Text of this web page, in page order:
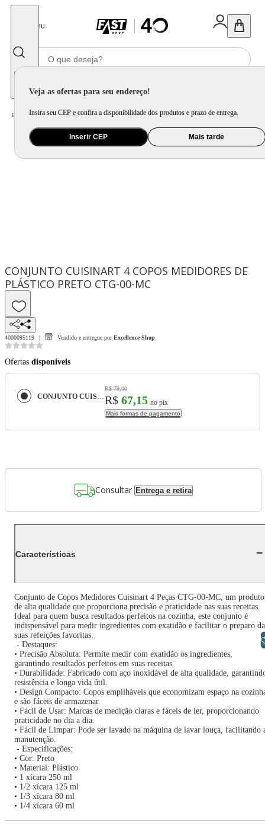
Menu
Veja as ofertas para seu endereço!
Insira seu CEP e confira a disponibilidade dos produtos e prazo de entrega.
Inserir CEP Mais tarde
Home Utilidade Doméstica Cozinha / Utensilio de Bancada
CONJUNTO CUISINART 4 COPOS MEDIDORES DE
PLÁSTICO PRETO CTG-00-MC
4000095119 Vendido e entregue por Excellence Shop
Ofertas disponíveis
CONJUNTO CUISINART 4 COPOS MEDIDORES DE PLÁSTICO PRETO CTG-00-MC
R$ 79,00
R$ 67,15 no pix
Mais formas de pagamento
Consultar Entrega e retira
Características
Conjunto de Copos Medidores Cuisinart 4 Peças CTG-00-MC, um produto
de alta qualidade que proporciona precisão e praticidade nas suas receitas.
Ideal para quem busca resultados perfeitos na cozinha, este conjunto é
indispensável para medir ingredientes com exatidão e facilitar o preparo
suas refeições favoritas.
- Destaques:
• Precisão Absoluta: Permite medir com exatidão os ingredientes,
garantindo resultados perfeitos em suas receitas.
• Durabilidade: Fabricado com aço inoxidável de alta qualidade,
resistência e longa vida útil.
• Design Compacto: Copos empilháveis que economizam espaço na
e são fáceis de armazenar.
• Fácil de Usar: Marcas de medição claras e fáceis de ler, proporcionando
praticidade no dia a dia.
• Fácil de Limpar: Pode ser lavado na máquina de lavar louça, facilitando
manutenção.
- Especificações:
• Cor: Preto
• Material: Plástico
• 1 xícara 250 ml
• 1/2 xícara 125 ml
• 1/3 xícara 80 ml
• 1/4 xícara 60 ml